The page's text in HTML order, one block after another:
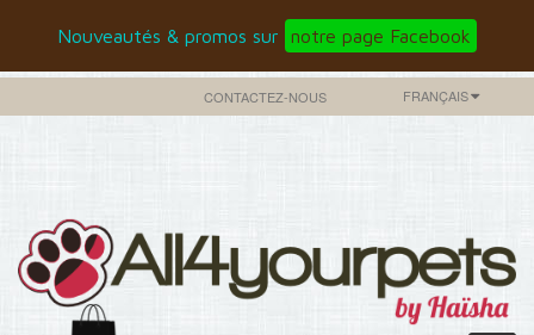
Nouveautés & promos sur notre page Facebook
FRANÇAIS
CONTACTEZ-NOUS